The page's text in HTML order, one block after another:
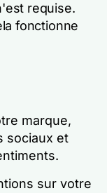
requise.
fonctionne
marque,
sociaux et
sur votre